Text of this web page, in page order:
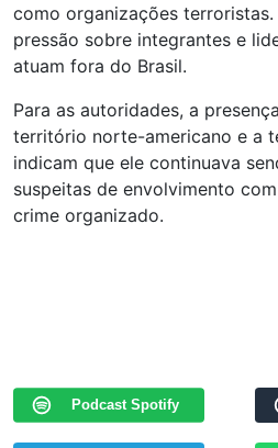
como organizações
pressão sobre integrantes e
atuam fora do Brasil.
Para as autoridades, a
território norte-americano e a
indicam que ele continuava
suspeitas de envolvimento
crime organizado.
Podcast Spotify